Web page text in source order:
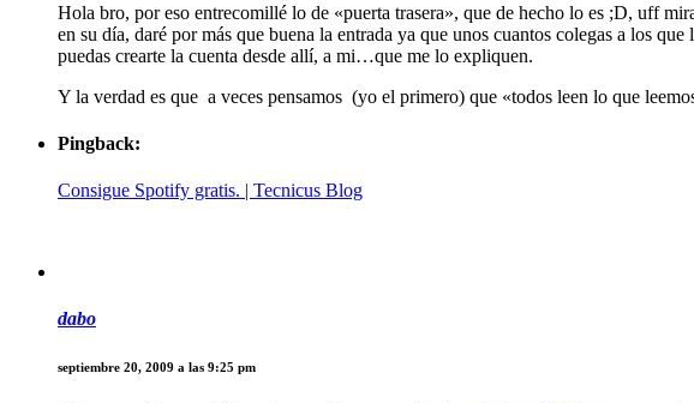
Hola bro, por eso entrecomillé lo de «puerta trasera», que de hecho lo es ;D, uff
en su día, daré por más que buena la entrada ya que unos cuantos colegas a los
puedas crearte la cuenta desde allí, a mi…que me lo expliquen.
Y la verdad es que a veces pensamos (yo el primero) que «todos leen lo que
Pingback:
Consigue Spotify gratis. | Tecnicus Blog
dabo
septiembre 20, 2009 a las 9:25 pm